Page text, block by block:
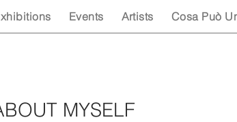
Events Artists Cosa Può
MYSELF